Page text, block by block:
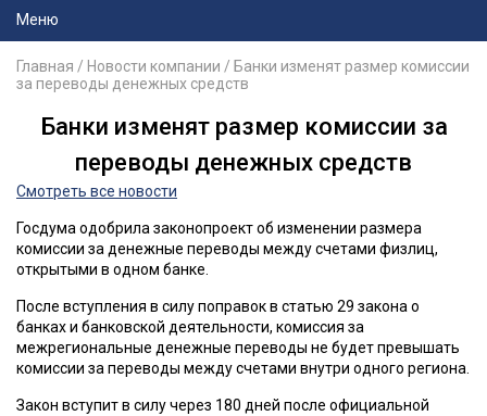
Меню
Главная / Новости компании / Банки изменят размер комиссии
за переводы денежных средств
Банки изменят размер комиссии за
переводы денежных средств
Смотреть все новости
Госдума одобрила законопроект об изменении размера
комиссии за денежные переводы между счетами физлиц,
открытыми в одном банке.
После вступления в силу поправок в статью 29 закона о
банках и банковской деятельности, комиссия за
межрегиональные денежные переводы не будет превышать
комиссии за переводы между счетами внутри одного региона.
Закон вступит в силу через 180 дней после официальной